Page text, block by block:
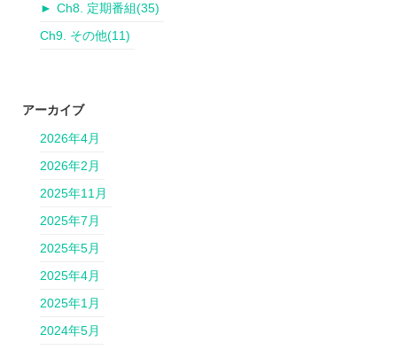
► Ch8. 定期番組(35)
Ch9. その他(11)
アーカイブ
2026年4月
2026年2月
2025年11月
2025年7月
2025年5月
2025年4月
2025年1月
2024年5月